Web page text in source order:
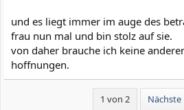
und es liegt immer im auge des
frau nun mal und bin stolz auf sie.
von daher brauche ich keine
hoffnungen.
1 von 2 Nächste